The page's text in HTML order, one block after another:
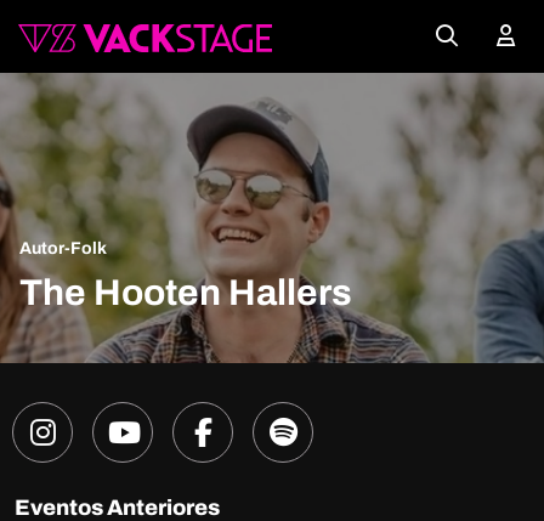
Autor-Folk
The Hooten Hallers
Eventos Anteriores